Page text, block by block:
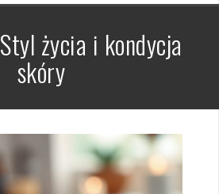
Styl życia i kondycja
skóry